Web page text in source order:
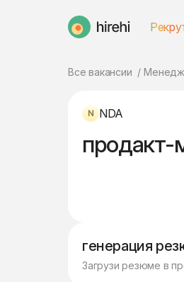
HireHi
Все вакансии
NDA
генерация
Загрузи резюме в